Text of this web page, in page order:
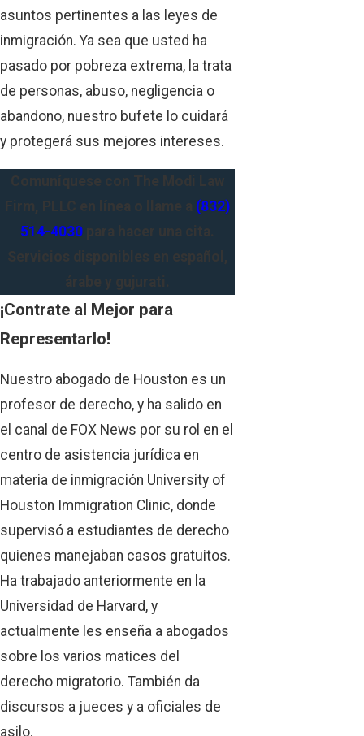
asuntos pertinentes a las leyes de
inmigración. Ya sea que usted ha
pasado por pobreza extrema, la trata
de personas, abuso, negligencia o
abandono, nuestro bufete lo cuidará
y protegerá sus mejores intereses.
Comuníquese con The Modi Law
Firm, PLLC en línea o llame a (832)
514-4030 para hacer una cita.
Servicios disponibles en español,
árabe y gujurati.
¡Contrate al Mejor para
Representarlo!
Nuestro abogado de Houston es un
profesor de derecho, y ha salido en
el canal de FOX News por su rol en el
centro de asistencia jurídica en
materia de inmigración University of
Houston Immigration Clinic, donde
supervisó a estudiantes de derecho
quienes manejaban casos gratuitos.
Ha trabajado anteriormente en la
Universidad de Harvard, y
actualmente les enseña a abogados
sobre los varios matices del
derecho migratorio. También da
discursos a jueces y a oficiales de
asilo.